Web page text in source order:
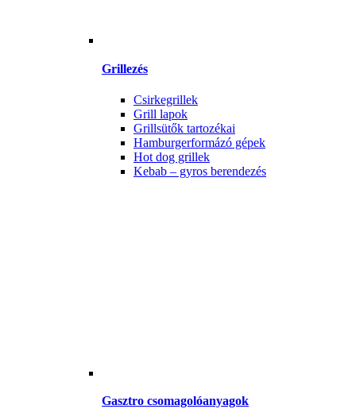
Grillezés
Csirkegrillek
Grill lapok
Grillsütők tartozékai
Hamburgerformázó gépek
Hot dog grillek
Kebab – gyros berendezés
Gasztro csomagolóanyagok